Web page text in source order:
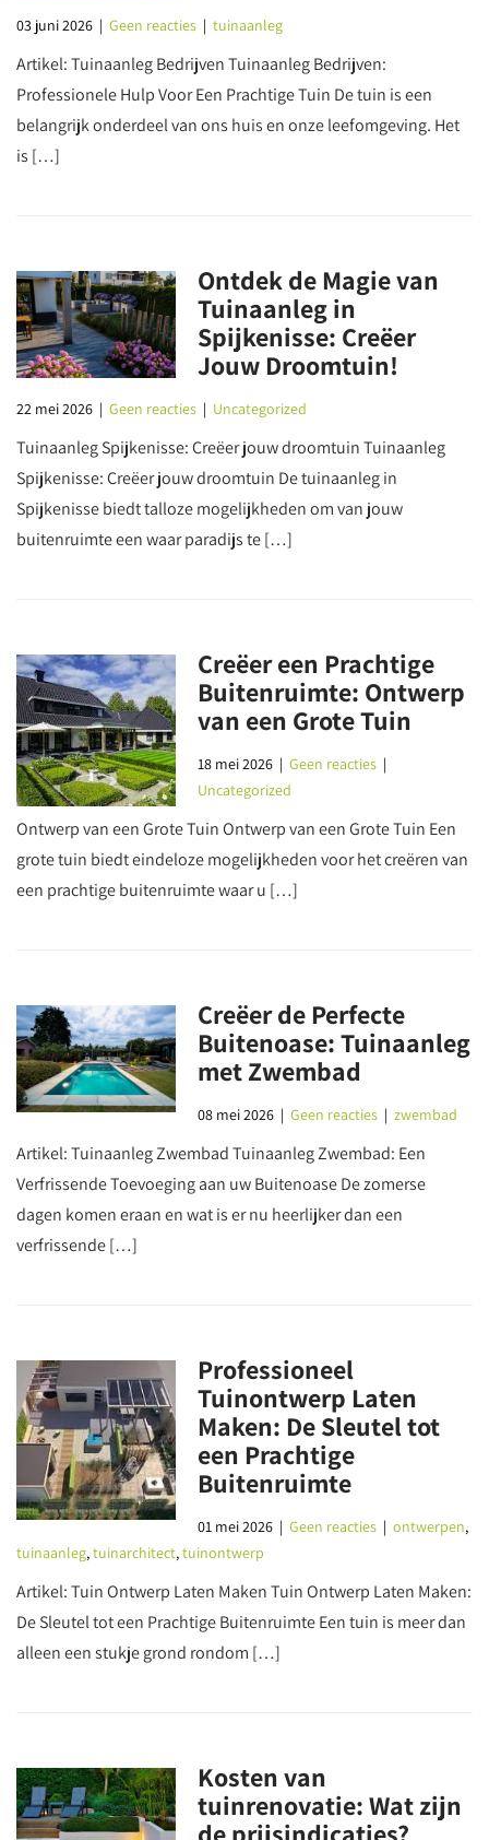
03 juni 2026 | Geen reacties | tuinaanleg
Artikel: Tuinaanleg Bedrijven Tuinaanleg Bedrijven:
Professionele Hulp Voor Een Prachtige Tuin De tuin is een
belangrijk onderdeel van ons huis en onze leefomgeving. Het
is […]
Ontdek de Magie van
Tuinaanleg in
Spijkenisse: Creëer
Jouw Droomtuin!
22 mei 2026 | Geen reacties | Uncategorized
Tuinaanleg Spijkenisse: Creëer jouw droomtuin Tuinaanleg
Spijkenisse: Creëer jouw droomtuin De tuinaanleg in
Spijkenisse biedt talloze mogelijkheden om van jouw
buitenruimte een waar paradijs te […]
Creëer een Prachtige
Buitenruimte: Ontwerp
van een Grote Tuin
18 mei 2026 |Geen reacties |
Uncategorized
Ontwerp van een Grote Tuin Ontwerp van een Grote Tuin Een
grote tuin biedt eindeloze mogelijkheden voor het creëren van
een prachtige buitenruimte waar u […]
Creëer de Perfecte
Buitenoase: Tuinaanleg
met Zwembad
08 mei 2026 |Geen reacties |zwembad
Artikel: Tuinaanleg Zwembad Tuinaanleg Zwembad: Een
Verfrissende Toevoeging aan uw Buitenoase De zomerse
dagen komen eraan en wat is er nu heerlijker dan een
verfrissende […]
Professioneel
Tuinontwerp Laten
Maken: De Sleutel tot
een Prachtige
Buitenruimte
01 mei 2026 |Geen reacties |ontwerpen,
tuinaanleg,tuinarchitect,tuinontwerp
Artikel: Tuin Ontwerp Laten Maken Tuin Ontwerp Laten Maken:
De Sleutel tot een Prachtige Buitenruimte Een tuin is meer dan
alleen een stukje grond rondom […]
Kosten van
tuinrenovatie: Wat zijn